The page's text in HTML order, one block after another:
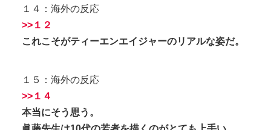
１４：海外の反応
>>１２
これこそがティーエンエイジャーのリアルな姿だ。
１５：海外の反応
>>１４
本当にそう思う。